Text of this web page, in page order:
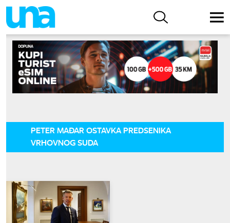
PETER MAĐAR OSTAVKA PREDSENIKA
VRHOVNOG SUDA